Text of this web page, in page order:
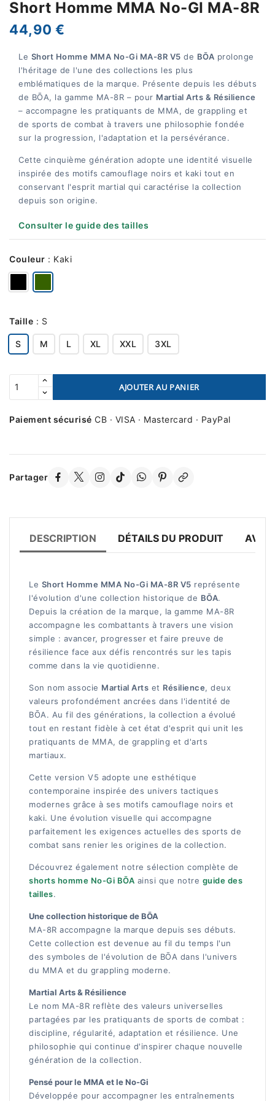
Short Homme MMA No-GI MA-8R
44,90 €
Le Short Homme MMA No-Gi MA-8R V5 de BŌA prolonge
l'héritage de l'une des collections les plus
emblématiques de la marque. Présente depuis les débuts
de BŌA, la gamme MA-8R – pour Martial Arts & Résilience
– accompagne les pratiquants de MMA, de grappling et
de sports de combat à travers une philosophie fondée
sur la progression, l'adaptation et la persévérance.
Cette cinquième génération adopte une identité visuelle
inspirée des motifs camouflage noirs et kaki tout en
conservant l'esprit martial qui caractérise la collection
depuis son origine.
Consulter le guide des tailles
Couleur : Kaki
Taille : S
S M L XL XXL 3XL
AJOUTER AU PANIER
Paiement sécurisé CB · VISA · Mastercard · PayPal
Partager
DESCRIPTION DÉTAILS DU PRODUIT AVIS
Le Short Homme MMA No-Gi MA-8R V5 représente
l'évolution d'une collection historique de BŌA.
Depuis la création de la marque, la gamme MA-8R
accompagne les combattants à travers une vision
simple : avancer, progresser et faire preuve de
résilience face aux défis rencontrés sur les tapis
comme dans la vie quotidienne.
Son nom associe Martial Arts et Résilience, deux
valeurs profondément ancrées dans l'identité de
BŌA. Au fil des générations, la collection a évolué
tout en restant fidèle à cet état d'esprit qui unit les
pratiquants de MMA, de grappling et d'arts
martiaux.
Cette version V5 adopte une esthétique
contemporaine inspirée des univers tactiques
modernes grâce à ses motifs camouflage noirs et
kaki. Une évolution visuelle qui accompagne
parfaitement les exigences actuelles des sports de
combat sans renier les origines de la collection.
Découvrez également notre sélection complète de
shorts homme No-Gi BŌA ainsi que notre guide des
tailles.
Une collection historique de BŌA
MA-8R accompagne la marque depuis ses débuts.
Cette collection est devenue au fil du temps l'un
des symboles de l'évolution de BŌA dans l'univers
du MMA et du grappling moderne.
Martial Arts & Résilience
Le nom MA-8R reflète des valeurs universelles
partagées par les pratiquants de sports de combat :
discipline, régularité, adaptation et résilience. Une
philosophie qui continue d'inspirer chaque nouvelle
génération de la collection.
Pensé pour le MMA et le No-Gi
Développée pour accompagner les entraînements